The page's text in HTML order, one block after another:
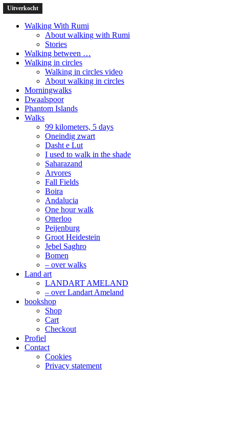
Walking With Rumi
About walking with Rumi
Stories
Walking between …
Walking in circles
Walking in circles video
About walking in circles
Morningwalks
Dwaalspoor
Phantom Islands
Walks
99 kilometers, 5 days
Oneindig zwart
Dasht e Lut
I used to walk in the shade
Saharazand
Arvores
Fall Fields
Boira
Andalucia
One hour walk
Otterloo
Peijenburg
Groot Heidestein
Jebel Saghro
Bomen
– over walks
Land art
LANDART AMELAND
– over Landart Ameland
bookshop
Shop
Cart
Checkout
Profiel
Contact
Cookies
Privacy statement
Uitverkocht
Uitverkocht